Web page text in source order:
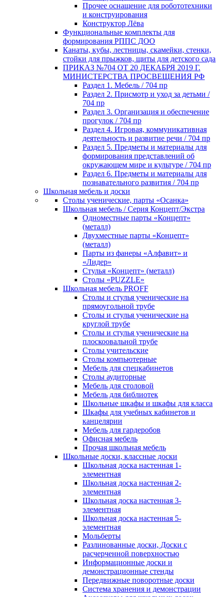
Прочее оснащение для робототехники
и конструирования
Конструктор Лёва
Функциональные комплекты для
формирования РППС ДОО
Канаты, кубы, лестницы, скамейки, стенки,
стойки для прыжков, щиты для детского сада
ПРИКАЗ №704 ОТ 20 ДЕКАБРЯ 2019 Г.
МИНИСТЕРСТВА ПРОСВЕЩЕНИЯ РФ
Раздел 1. Мебель / 704 пр
Раздел 2. Присмотр и уход за детьми /
704 пр
Раздел 3. Организация и обеспечение
прогулок / 704 пр
Раздел 4. Игровая, коммуникативная
деятельность и развитие речи / 704 пр
Раздел 5. Предметы и материалы для
формирования представлений об
окружающем мире и культуре / 704 пр
Раздел 6. Предметы и материалы для
познавательного развития / 704 пр
Школьная мебель и доски
Столы ученические, парты «Осанка»
Школьная мебель / Серия Концепт/Экстра
Одноместные парты «Концепт»
(металл)
Двухместные парты «Концепт»
(металл)
Парты из фанеры «Алфавит» и
«Лидер»
Стулья «Концепт» (металл)
Столы «PUZZLE»
Школьная мебель PROFF
Столы и стулья ученические на
прямоугольной трубе
Столы и стулья ученические на
круглой трубе
Столы и стулья ученические на
плоскоовальной трубе
Столы учительские
Столы компьютерные
Мебель для спецкабинетов
Столы аудиторные
Мебель для столовой
Мебель для библиотек
Школьные шкафы и шкафы для класса
Шкафы для учебных кабинетов и
канцелярии
Мебель для гардеробов
Офисная мебель
Прочая школьная мебель
Школьные доски, классные доски
Школьная доска настенная 1-
элементная
Школьная доска настенная 2-
элементная
Школьная доска настенная 3-
элементная
Школьная доска настенная 5-
элементная
Мольберты
Разлинованные доски, Доски с
расчерченной поверхностью
Информационные доски и
демонстрационные стенды
Передвижные поворотные доски
Система хранения и демонстрации